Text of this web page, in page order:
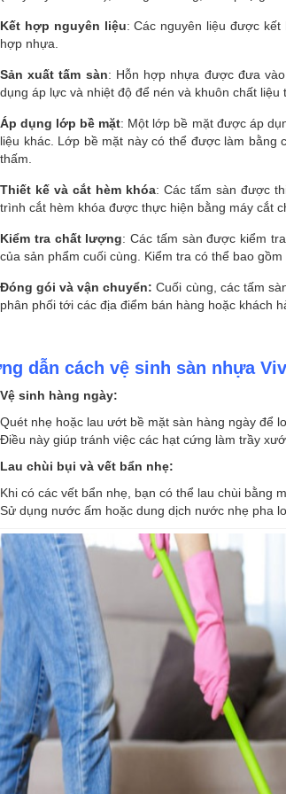
Kết hợp nguyên liệu: Các nguyên liệu được
hợp nhựa.
Sản xuất tấm sàn: Hỗn hợp nhựa được đưa
dụng áp lực và nhiệt độ để nén và khuôn chất liệu
Áp dụng lớp bề mặt: Một lớp bề mặt được áp
liệu khác. Lớp bề mặt này có thể được làm bằng
thấm.
Thiết kế và cắt hèm khóa: Các tấm sàn được
trình cắt hèm khóa được thực hiện bằng máy cắt
Kiểm tra chất lượng: Các tấm sàn được kiểm
của sản phẩm cuối cùng. Kiểm tra có thể bao
Đóng gói và vận chuyển: Cuối cùng, các tấm
phân phối tới các địa điểm bán hàng hoặc khách
dẫn cách vệ sinh sàn nhựa
Vệ sinh hàng ngày:
Quét nhẹ hoặc lau ướt bề mặt sàn hàng ngày để
Điều này giúp tránh việc các hạt cứng làm trầy
Lau chùi bụi và vết bẩn nhẹ:
Khi có các vết bẩn nhẹ, bạn có thể lau chùi bằng
Sử dụng nước ấm hoặc dung dịch nước nhẹ pha